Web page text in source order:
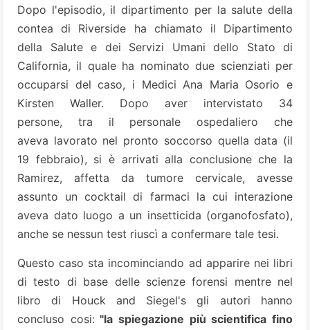
Dopo l'episodio, il dipartimento per la salute della
contea di Riverside ha chiamato il Dipartimento
della Salute e dei Servizi Umani dello Stato di
California, il quale ha nominato due scienziati per
occuparsi del caso, i Medici Ana Maria Osorio e
Kirsten Waller. Dopo aver intervistato 34
persone, tra il personale ospedaliero che
aveva lavorato nel pronto soccorso quella data (il
19 febbraio), si è arrivati alla conclusione che la
Ramirez, affetta da tumore cervicale, avesse
assunto un cocktail di farmaci la cui interazione
aveva dato luogo a un insetticida (organofosfato),
anche se nessun test riuscì a confermare tale tesi.
Questo caso sta incominciando ad apparire nei libri
di testo di base delle scienze forensi mentre nel
libro di Houck and Siegel's gli autori hanno
concluso cosi: "laspiegazione più scientifica fino